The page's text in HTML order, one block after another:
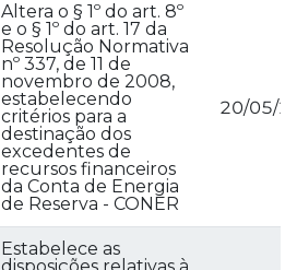
Altera o § 1º do art. 8º
e o § 1º do art. 17 da
Resolução Normativa
nº 337, de 11 de
novembro de 2008,
estabelecendo
critérios para a
destinação dos
excedentes de
recursos financeiros
da Conta de Energia
de Reserva - CONER
20/05/
Estabelece as